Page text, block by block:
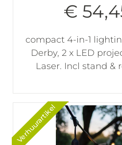
€
compact 4-in-1
Derby, 2 x LED
Laser. Incl stand &
Verhuurartikel